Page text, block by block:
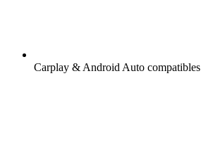
Carplay & Android Auto compatibles